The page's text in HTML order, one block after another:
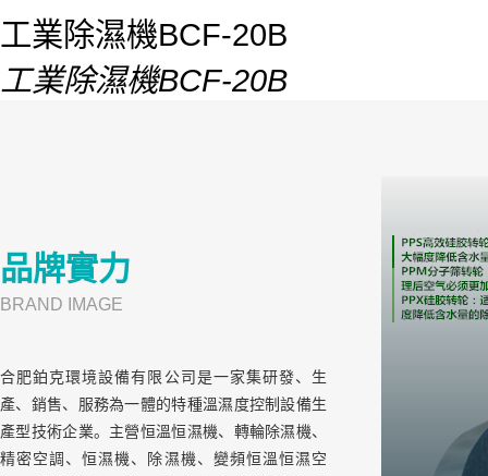
工業除濕機BCF-20B
工業除濕機BCF-20B
品牌實力
BRAND IMAGE
合肥鉑克環境設備有限公司是一家集研發、生
產、銷售、服務為一體的特種溫濕度控制設備生
產型技術企業。主營恒溫恒濕機、轉輪除濕機、
精密空調、恒濕機、除濕機、變頻恒溫恒濕空